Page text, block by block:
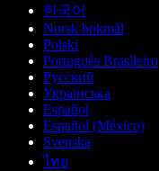
한국어
Norsk bokmål
Polski
Português Brasileiro
Русский
Українська
Español
Español (México)
Svenska
ไทย